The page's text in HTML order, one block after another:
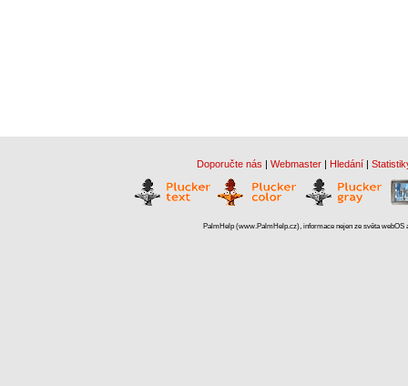
Doporučte nás | Webmaster | Hledání |
PalmHelp (www.PalmHelp.cz), informace nejen ze světa